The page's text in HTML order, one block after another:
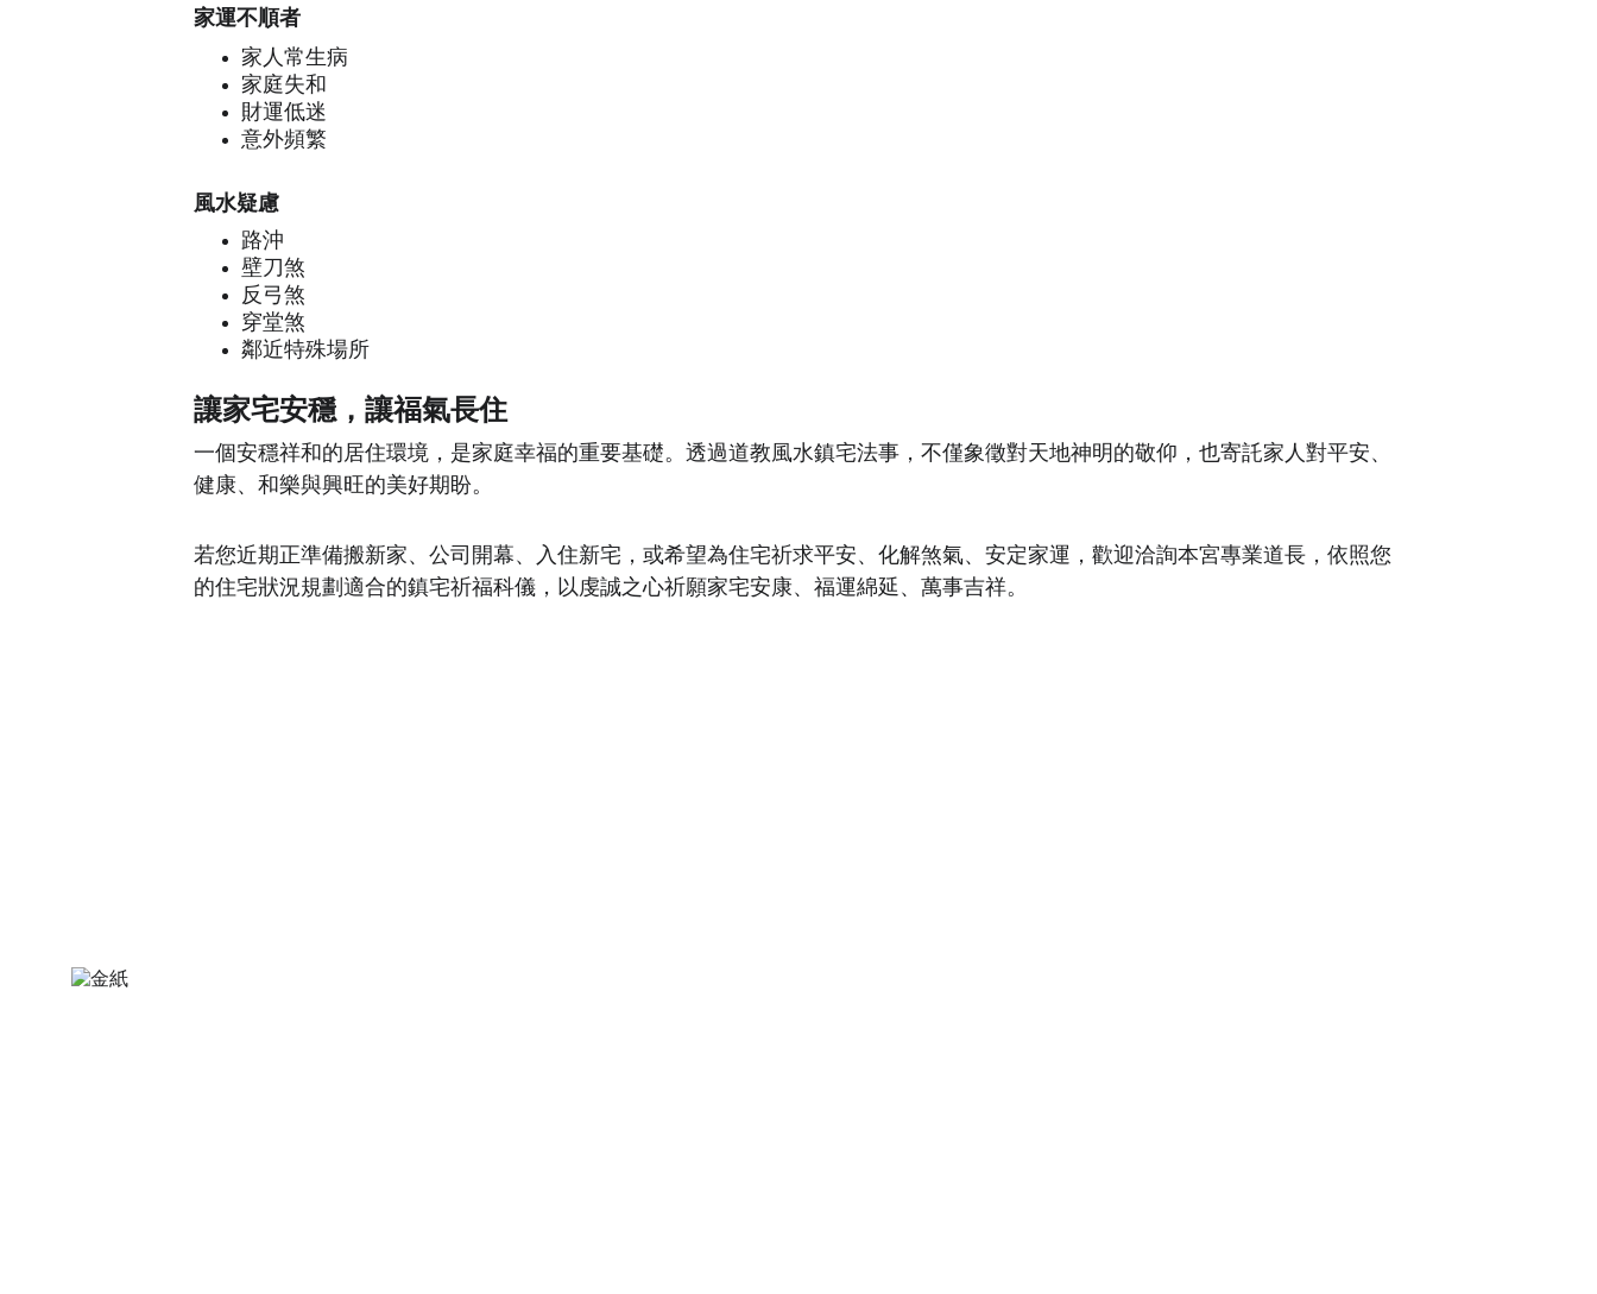
家運不順者
家人常生病
家庭失和
財運低迷
意外頻繁
風水疑慮
路沖
壁刀煞
反弓煞
穿堂煞
鄰近特殊場所
讓家宅安穩，讓福氣長住
一個安穩祥和的居住環境，是家庭幸福的重要基礎。透過道教風水鎮宅法事，不僅象徵對天地神明的敬仰，也寄託家人對平安、
健康、和樂與興旺的美好期盼。
若您近期正準備搬新家、公司開幕、入住新宅，或希望為住宅祈求平安、化解煞氣、安定家運，歡迎洽詢本宮專業道長，依照您
的住宅狀況規劃適合的鎮宅祈福科儀，以虔誠之心祈願家宅安康、福運綿延、萬事吉祥。